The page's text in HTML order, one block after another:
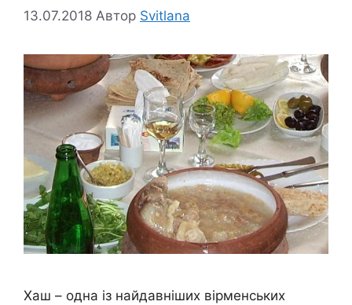
13.07.2018 Автор Svitlana
Хаш – одна із найдавніших вірменських